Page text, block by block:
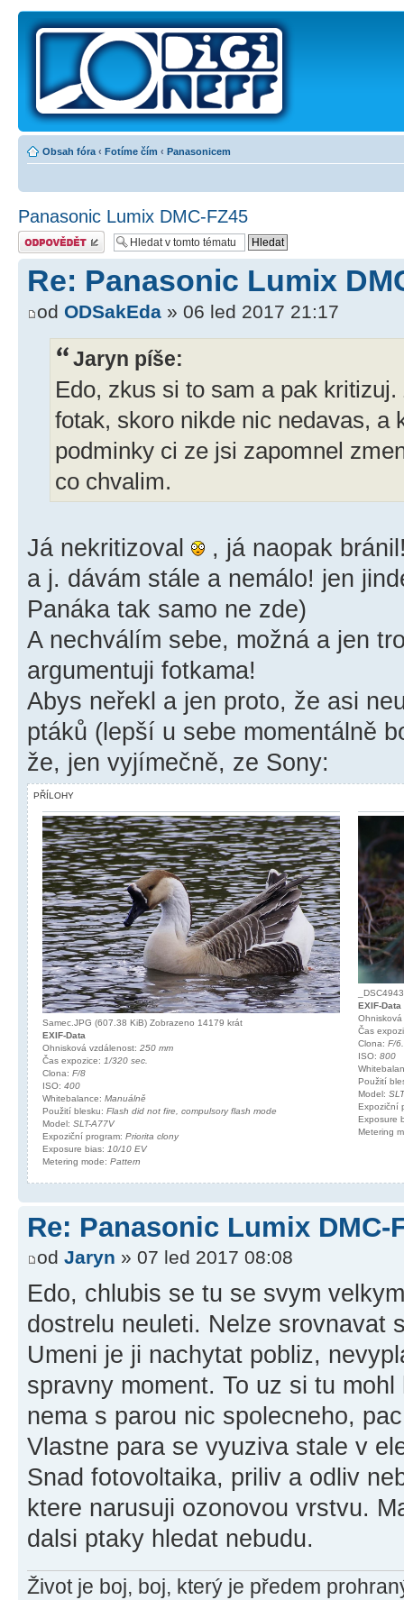
Obsah fóra ‹ Fotíme čím ‹ Panasonicem
Panasonic Lumix DMC-FZ45
Odeslat odpověď
Re: Panasonic Lumix
od ODSakEda » 06 led 2017 21:17
Jaryn píše:
Edo, zkus si to sam a pak
fotak, skoro nikde nic nedavas, a
podminky ci ze jsi zapomnel
co chvalim.
Já nekritizoval
, já naopak
a j. dávám stále a nemálo! jen
Panáka tak samo ne zde)
A nechválím sebe, možná a jen
argumentuji fotkama!
Abys neřekl a jen proto, že asi
ptáků (lepší u sebe momentálně
že, jen vyjímečně, ze Sony:
PŘÍLOHY
Samec.JPG (607.38 KiB) Zobrazeno 14179 krát
EXIF-Data
Ohnisková vzdálenost: 250 mm
Čas expozice: 1/320 sec.
Clona: F/8
ISO: 400
Whitebalance: Manuálně
Použití blesku: Flash did not fire, compulsory flash mode
Model: SLT-A77V
Expoziční program: Priorita clony
Exposure bias: 10/10 EV
Metering mode: Pattern
EXIF-Data
Čas
Clona: F/
ISO: 800
Použití
Model:
Expoziční
Exposure
Metering
Re: Panasonic Lumix DMC-
od Jaryn » 07 led 2017 08:08
Edo, chlubis se tu se svym
dostrelu neuleti. Nelze srovnavat
Umeni je ji nachytat pobliz,
spravny moment. To uz si tu
nema s parou nic spolecneho,
Vlastne para se vyuziva stale v
Snad fotovoltaika, priliv a odliv
ktere narusuji ozonovou vrstvu.
dalsi ptaky hledat nebudu.
Život je boj, boj, který je předem